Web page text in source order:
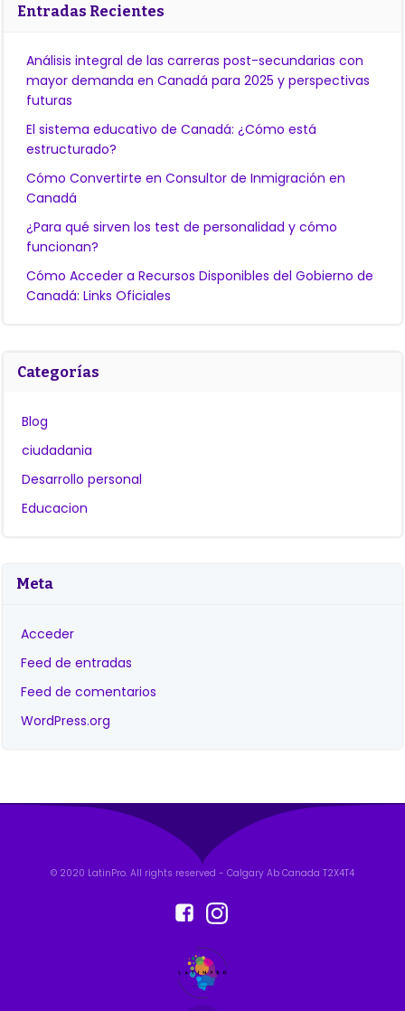
Entradas Recientes
Análisis integral de las carreras post-secundarias con
mayor demanda en Canadá para 2025 y perspectivas
futuras
El sistema educativo de Canadá: ¿Cómo está
estructurado?
Cómo Convertirte en Consultor de Inmigración en
Canadá
¿Para qué sirven los test de personalidad y cómo
funcionan?
Cómo Acceder a Recursos Disponibles del Gobierno de
Canadá: Links Oficiales
Categorías
Blog
ciudadania
Desarrollo personal
Educacion
Meta
Acceder
Feed de entradas
Feed de comentarios
WordPress.org
© 2020 LatinPro. All rights reserved - Calgary Ab Canada T2X4T4